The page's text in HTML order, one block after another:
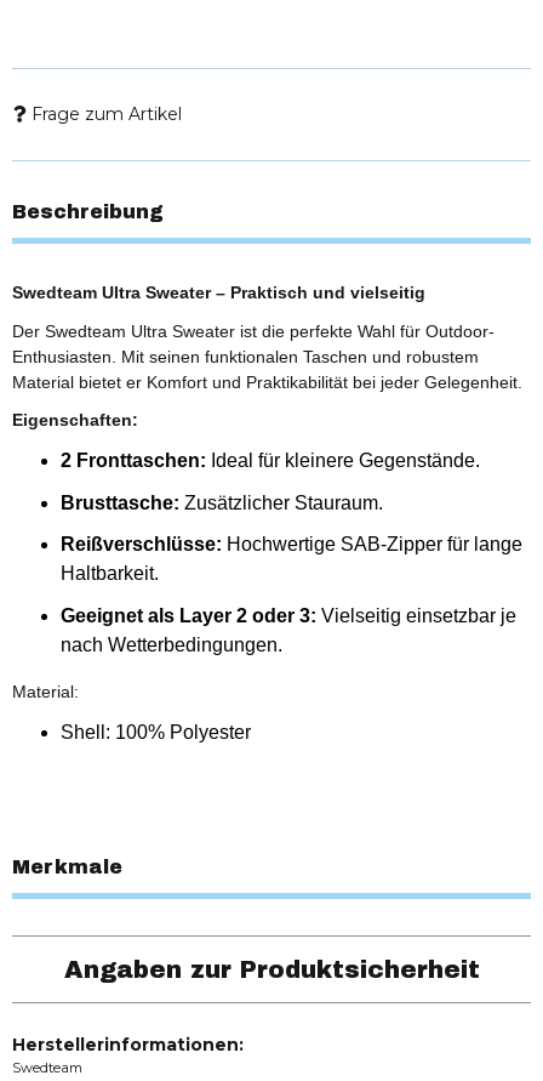
Frage zum Artikel
Beschreibung
Swedteam Ultra Sweater – Praktisch und vielseitig
Der Swedteam Ultra Sweater ist die perfekte Wahl für Outdoor-
Enthusiasten. Mit seinen funktionalen Taschen und robustem
Material bietet er Komfort und Praktikabilität bei jeder Gelegenheit.
Eigenschaften:
2 Fronttaschen: Ideal für kleinere Gegenstände.
Brusttasche: Zusätzlicher Stauraum.
Reißverschlüsse: Hochwertige SAB-Zipper für lange
Haltbarkeit.
Geeignet als Layer 2 oder 3: Vielseitig einsetzbar je
nach Wetterbedingungen.
Material:
Shell: 100% Polyester
Merkmale
Angaben zur Produktsicherheit
Herstellerinformationen:
Swedteam